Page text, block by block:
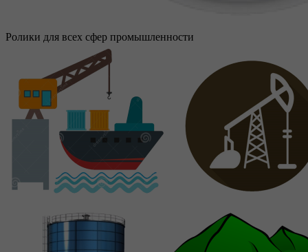
Ролики для всех сфер промышленности